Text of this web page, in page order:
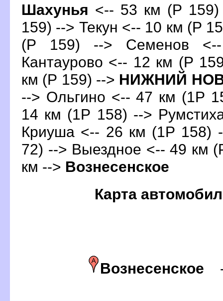
Шахунья <-- 53 км (Р
159) --> Текун <-- 10 км (Р
(Р 159) --> Семенов
Кантаурово <-- 12 км (Р
км (Р 159) --> НИЖНИЙ
--> Ольгино <-- 47 км (1Р
14 км (1Р 158) -->
Криуша <-- 26 км (1Р 158)
72) --> Выездное <-- 49 км
км --> ознесенское
Карта
ознесенское